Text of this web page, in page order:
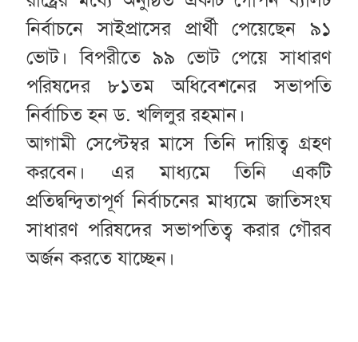
নির্বাচনে সাইপ্রাসের প্রার্থী পেয়েছেন ৯১
ভোট। বিপরীতে ৯৯ ভোট পেয়ে সাধারণ
পরিষদের ৮১তম অধিবেশনের সভাপতি
নির্বাচিত হন ড. খলিলুর রহমান।
আগামী সেপ্টেম্বর মাসে তিনি দায়িত্ব গ্রহণ
করবেন। এর মাধ্যমে তিনি একটি
প্রতিদ্বন্দ্বিতাপূর্ণ নির্বাচনের মাধ্যমে জাতিসংঘ
সাধারণ পরিষদের সভাপতিত্ব করার গৌরব
অর্জন করতে যাচ্ছেন।